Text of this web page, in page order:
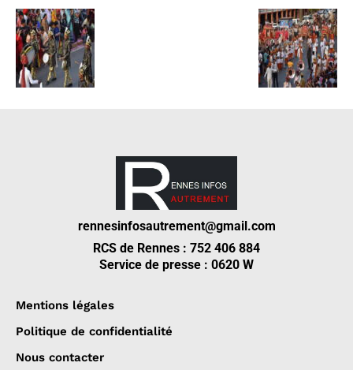
rennesinfosautrement@gmail.com
RCS de Rennes : 752 406 884
Service de presse : 0620 W
Mentions légales
Politique de confidentialité
Nous contacter